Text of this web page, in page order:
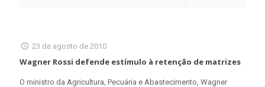
23 de agosto de 2010
Wagner Rossi defende estímulo à retenção de matrizes
O ministro da Agricultura, Pecuária e Abastecimento, Wagner